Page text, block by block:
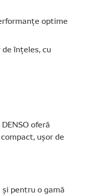
optime
înțeles, cu
oferă
ușor de
pentru o gamă